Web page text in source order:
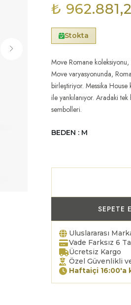
₺
Stokta
Move Romane
Move varyasyonunda,
birleştiriyor. Messika House
ile yankılanıyor. Aradaki
sembolleri.
BEDEN : M
SEPETE
Uluslararası
Vade Farksız 6
Ücretsiz Kargo
Özel Güvenlikli
Haftaiçi 16:00'a